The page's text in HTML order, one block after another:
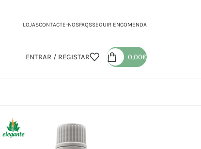
LOJASCONTACTE-NOSFAQSSEGUIR ENCOMENDA
ENTRAR / REGISTAR 0,00€